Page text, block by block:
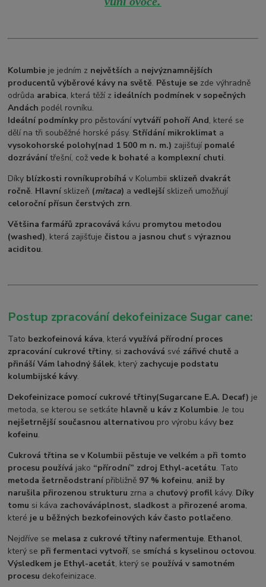
Kolumbie je jedním z největších a nejvýznamnějších
producentů výběrové kávy na světě. Pěstuje se zde výhradně
odrůda arabica, která těží z ideálních podmínek v sopečných
Andách podél rovníku.
Ideální podmínkypro pěstovánívytváří pohoří And, které se
dělí na tři souběžné horské pásy. Střídání mikroklimat a
vysokohorské polohy(nad 1 500 m n. m.) zajišťují pomalé
dozrávání třešní, cožvede k bohaté a komplexní chuti.
Díky blízkosti rovníkuprobíhá v Kolumbii sklizeň dvakrát
ročně. Hlavní sklizeň (mitaca) avedlejší sklizeň umožňují
celoroční přísun čerstvých zrn.
Většina farmářů zpracovává kávu promytou metodou
(washed), která zajišťuječistou a jasnou chuťsvýraznou
aciditou.
Postup zpracování dekofeinizace Sugar cane:
Tato bezkofeinová káva, kterávyužívá přírodní proces
zpracování cukrové třtiny, si zachovává své zářivé chutě a
přináší Vám lahodný šálek, který zachycuje podstatu
kolumbijské kávy.
Dekofeinizace pomocí cukrové třtiny(Sugarcane E.A. Decaf) je
metoda, se kterou se setkáte hlavně u káv z Kolumbie. Je tou
nejšetrnější současnou alternativou pro výrobu kávy bez
kofeinu.
Cukrová třtina se v Kolumbii pěstuje ve velkém a při tomto
procesu používá jako “přírodní” zdroj Ethyl-acetátu. Tato
metoda šetrněodstraní přibližně 97 % kofeinu, aniž by
narušila přirozenou strukturu zrna a chuťový profil kávy. Díky
tomu si káva zachováváplnost, sladkost a přirozené aroma,
které je u běžných bezkofeinových káv často potlačeno.
Nejdříve se melasa z cukrové třtiny nafermentuje. Ethanol,
který se při fermentaci vytvoří, se smíchá s kyselinou octovou.
Výsledkem je Ethyl-acetát, který se používá v samotném
procesu dekofeinizace.